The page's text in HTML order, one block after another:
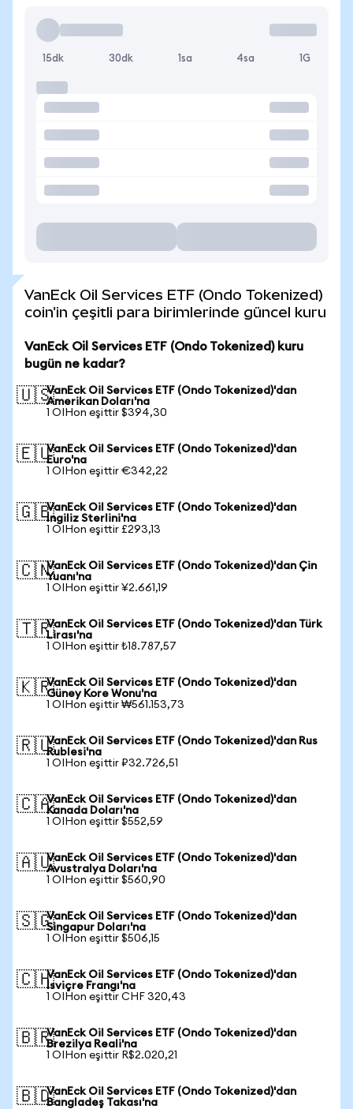
15dk 30dk 1sa 4sa 1G
VanEck Oil Services ETF (Ondo Tokenized)
coin'in çeşitli para birimlerinde güncel kuru
VanEck Oil Services ETF (Ondo Tokenized) kuru
bugün ne kadar?
🇺🇸VanEck Oil Services ETF (Ondo Tokenized)'dan
Amerikan Doları'na
1 OIHon eşittir $394,30
🇪🇺VanEck Oil Services ETF (Ondo Tokenized)'dan
Euro'na
1 OIHon eşittir €342,22
🇬🇧VanEck Oil Services ETF (Ondo Tokenized)'dan
İngiliz Sterlini'na
1 OIHon eşittir £293,13
🇨🇳VanEck Oil Services ETF (Ondo Tokenized)'dan Çin
Yuanı'na
1 OIHon eşittir ¥2.661,19
🇹🇷VanEck Oil Services ETF (Ondo Tokenized)'dan Türk
Lirası'na
1 OIHon eşittir ₺18.787,57
🇰🇷VanEck Oil Services ETF (Ondo Tokenized)'dan
Güney Kore Wonu'na
1 OIHon eşittir ₩561.153,73
🇷🇺VanEck Oil Services ETF (Ondo Tokenized)'dan Rus
Rublesi'na
1 OIHon eşittir ₽32.726,51
🇨🇦VanEck Oil Services ETF (Ondo Tokenized)'dan
Kanada Doları'na
1 OIHon eşittir $552,59
🇦🇺VanEck Oil Services ETF (Ondo Tokenized)'dan
Avustralya Doları'na
1 OIHon eşittir $560,90
🇸🇬VanEck Oil Services ETF (Ondo Tokenized)'dan
Singapur Doları'na
1 OIHon eşittir $506,15
🇨🇭VanEck Oil Services ETF (Ondo Tokenized)'dan
İsviçre Frangı'na
1 OIHon eşittir CHF 320,43
🇧🇷VanEck Oil Services ETF (Ondo Tokenized)'dan
Brezilya Reali'na
1 OIHon eşittir R$2.020,21
🇧🇩VanEck Oil Services ETF (Ondo Tokenized)'dan
Bangladeş Takası'na